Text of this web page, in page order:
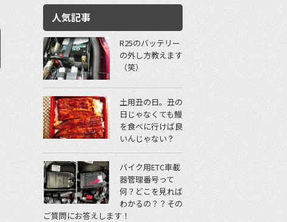
人気記事
R25のバッテリー
の外し方教えます
（笑）
土用丑の日。丑の
日じゃなくても鰻
を食べに行けば良
いんじゃない？
バイク用ETC車載
器管理番号って
何？どこを見れば
わかるの？？その
ご質問にお答えします！